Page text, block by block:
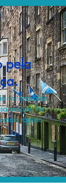
pela
foi recebido
equipe lhe
mais rápido